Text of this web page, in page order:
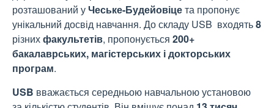
розташований уЧеське-Будейовіцета пропонує
унікальний досвід навчання. До складу USB входять8
різнихфакультетів, пропонується 200+
бакалаврських, магістерських і докторських
програм.
USB вважається середньою навчальною установою